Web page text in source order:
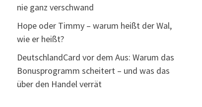
nie ganz verschwand
Hope oder Timmy – warum heißt der Wal,
wie er heißt?
DeutschlandCard vor dem Aus: Warum das
Bonusprogramm scheitert – und was das
über den Handel verrät